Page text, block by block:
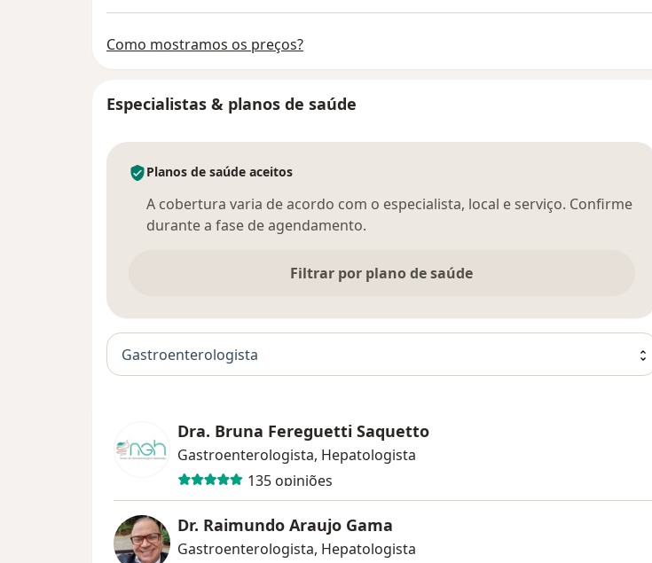
Como mostramos os preços?
Especialistas & planos de saúde
Planos de saúde aceitos
A cobertura varia de acordo com o especialista, local e serviço. Confirme
durante a fase de agendamento.
Filtrar por plano de saúde
Gastroenterologista
Dra. Bruna Fereguetti Saquetto
Gastroenterologista, Hepatologista
135 opiniões
Dr. Raimundo Araujo Gama
Gastroenterologista, Hepatologista